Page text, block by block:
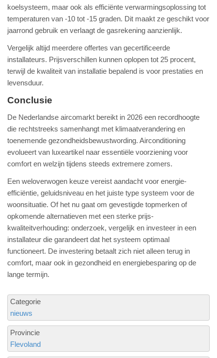
koelsysteem, maar ook als efficiënte verwarmingsoplossing tot
temperaturen van -10 tot -15 graden. Dit maakt ze geschikt voor
jaarrond gebruik en verlaagt de gasrekening aanzienlijk.
Vergelijk altijd meerdere offertes van gecertificeerde
installateurs. Prijsverschillen kunnen oplopen tot 25 procent,
terwijl de kwaliteit van installatie bepalend is voor prestaties en
levensduur.
Conclusie
De Nederlandse aircomarkt bereikt in 2026 een recordhoogte
die rechtstreeks samenhangt met klimaatverandering en
toenemende gezondheidsbewustwording. Airconditioning
evolueert van luxeartikel naar essentiële voorziening voor
comfort en welzijn tijdens steeds extremere zomers.
Een weloverwogen keuze vereist aandacht voor energie-
efficiëntie, geluidsniveau en het juiste type systeem voor de
woonsituatie. Of het nu gaat om gevestigde topmerken of
opkomende alternatieven met een sterke prijs-
kwaliteitverhouding: onderzoek, vergelijk en investeer in een
installateur die garandeert dat het systeem optimaal
functioneert. De investering betaalt zich niet alleen terug in
comfort, maar ook in gezondheid en energiebesparing op de
lange termijn.
Categorie
nieuws
Provincie
Flevoland